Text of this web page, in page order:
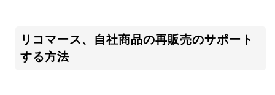
リコマース、自社商品の再販売のサポート
する方法